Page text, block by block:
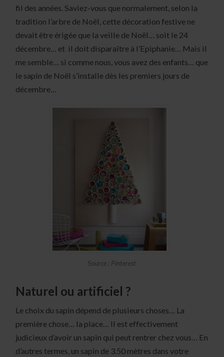
fil des années. Saviez-vous que normalement, selon la
tradition l’arbre de Noël, cette décoration festive ne
devait être érigée que la veille de Noël… soit le 24
décembre… et il doit disparaître à l’Epiphanie… Mais il
me semble… si comme nous, vous avez des enfants… que
le sapin de Noël s’installe dès les premiers jours de
décembre…
Source : Pinterest
Naturel ou artificiel ?
Le choix du sapin dépend de plusieurs choses… La
première chose… la place… Il est effectivement
judicieux d’avoir un sapin qui peut rentrer chez vous… En
d’autres termes, un sapin de 3.50 mètres dans votre